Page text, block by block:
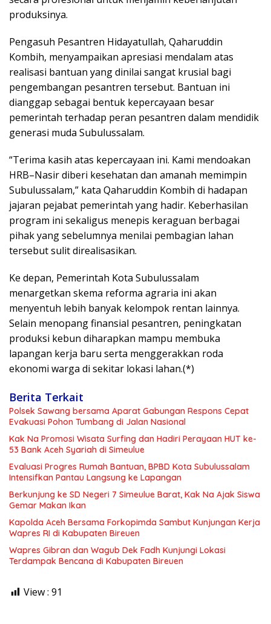
produksinya.
Pengasuh Pesantren Hidayatullah, Qaharuddin
Kombih, menyampaikan apresiasi mendalam atas
realisasi bantuan yang dinilai sangat krusial bagi
pengembangan pesantren tersebut. Bantuan ini
dianggap sebagai bentuk kepercayaan besar
pemerintah terhadap peran pesantren dalam mendidik
generasi muda Subulussalam.
“Terima kasih atas kepercayaan ini. Kami mendoakan
HRB–Nasir diberi kesehatan dan amanah memimpin
Subulussalam,” kata Qaharuddin Kombih di hadapan
jajaran pejabat pemerintah yang hadir. Keberhasilan
program ini sekaligus menepis keraguan berbagai
pihak yang sebelumnya menilai pembagian lahan
tersebut sulit direalisasikan.
Ke depan, Pemerintah Kota Subulussalam
menargetkan skema reforma agraria ini akan
menyentuh lebih banyak kelompok rentan lainnya.
Selain menopang finansial pesantren, peningkatan
produksi kebun diharapkan mampu membuka
lapangan kerja baru serta menggerakkan roda
ekonomi warga di sekitar lokasi lahan.(*)
Berita Terkait
Polsek Sawang bersama Aparat Gabungan Respons Cepat
Evakuasi Pohon Tumbang di Jalan Nasional
Kak Na Promosi Wisata Surfing dan Hadiri Perayaan HUT ke-
53 Bank Aceh Syariah di Simeulue
Evaluasi Progres Rumah Bantuan, BPBD Kota Subulussalam
Intensifkan Pantau Langsung ke Lapangan
Berkunjung ke SD Negeri 7 Simeulue Barat, Kak Na Ajak Siswa
Gemar Makan Ikan
Kapolda Aceh Bersama Forkopimda Sambut Kunjungan Kerja
Wapres RI di Kabupaten Bireuen
Wapres Gibran dan Wagub Dek Fadh Kunjungi Lokasi
Terdampak Bencana di Kabupaten Bireuen
View : 91